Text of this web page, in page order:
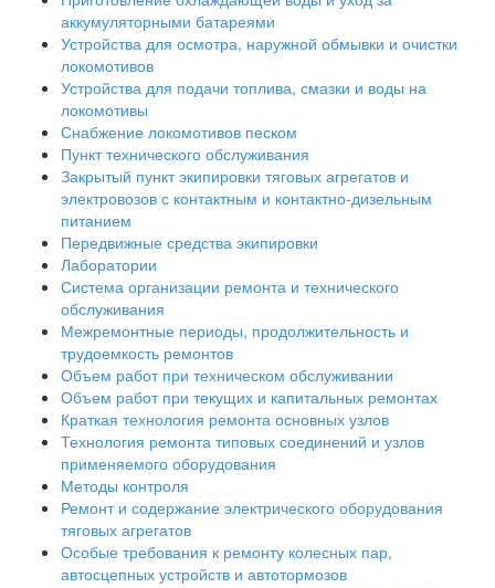
аккумуляторными батареями
Устройства для осмотра, наружной обмывки и очистки
локомотивов
Устройства для подачи топлива, смазки и воды на
локомотивы
Снабжение локомотивов песком
Пункт технического обслуживания
Закрытый пункт экипировки тяговых агрегатов и
электровозов с контактным и контактно-дизельным
питанием
Передвижные средства экипировки
Лаборатории
Система организации ремонта и технического
обслуживания
Межремонтные периоды, продолжительность и
трудоемкость ремонтов
Объем работ при техническом обслуживании
Объем работ при текущих и капитальных ремонтах
Краткая технология ремонта основных узлов
Технология ремонта типовых соединений и узлов
применяемого оборудования
Методы контроля
Ремонт и содержание электрического оборудования
тяговых агрегатов
Особые требования к ремонту колесных пар,
автосцепных устройств и автотормозов